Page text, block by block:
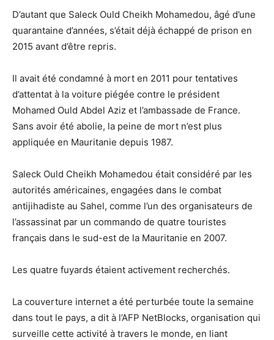
D’autant que Saleck Ould Cheikh Mohamedou, âgé d’une
quarantaine d’années, s’était déjà échappé de prison en
2015 avant d’être repris.
Il avait été condamné à mort en 2011 pour tentatives
d’attentat à la voiture piégée contre le président
Mohamed Ould Abdel Aziz et l’ambassade de France.
Sans avoir été abolie, la peine de mort n’est plus
appliquée en Mauritanie depuis 1987.
Saleck Ould Cheikh Mohamedou était considéré par les
autorités américaines, engagées dans le combat
antijihadiste au Sahel, comme l’un des organisateurs de
l’assassinat par un commando de quatre touristes
français dans le sud-est de la Mauritanie en 2007.
Les quatre fuyards étaient activement recherchés.
La couverture internet a été perturbée toute la semaine
dans tout le pays, a dit à l’AFP NetBlocks, organisation qui
surveille cette activité à travers le monde, en liant